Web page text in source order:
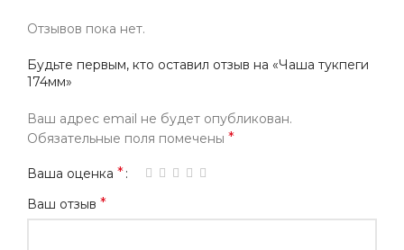
Отзывов пока нет.
Будьте первым, кто оставил отзыв на «Чаша тукпеги
174мм»
Ваш адрес email не будет опубликован.
Обязательные поля помечены *
Ваша оценка *
Ваш отзыв *